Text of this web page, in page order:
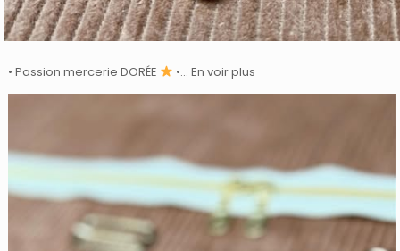
• Passion mercerie DORÉE •… En voir plus